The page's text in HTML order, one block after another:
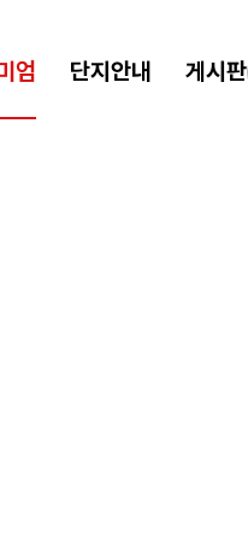
엄 단지안내 게시판